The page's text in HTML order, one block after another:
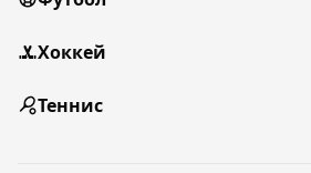
Хоккей
Теннис